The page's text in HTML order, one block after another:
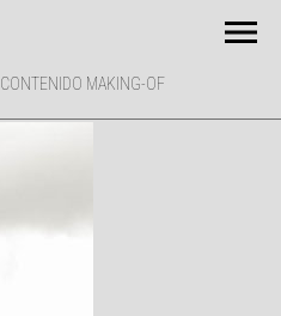
CONTENIDO MAKING-OF